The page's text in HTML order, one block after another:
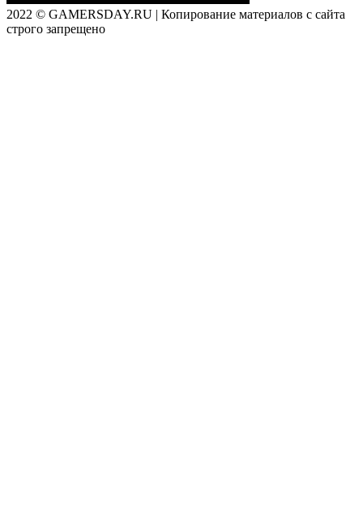
2022 © GAMERSDAY.RU | Копирование материалов с сайта
строго запрещено